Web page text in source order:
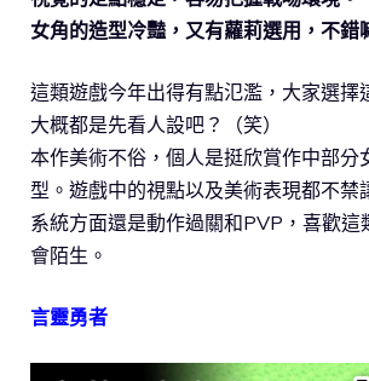
女角的造型冷豔，又有蘿莉選用，不錯
這類遊戲今年出得有點氾濫，大家選擇
大概都是先看人設吧？（笑）
本作美術不俗，個人是挺欣賞作中部分
型。遊戲中的視點以及美術表現都不禁
系統方面還是動作過關和PVP，喜歡這
會陌生。
言靈勇者